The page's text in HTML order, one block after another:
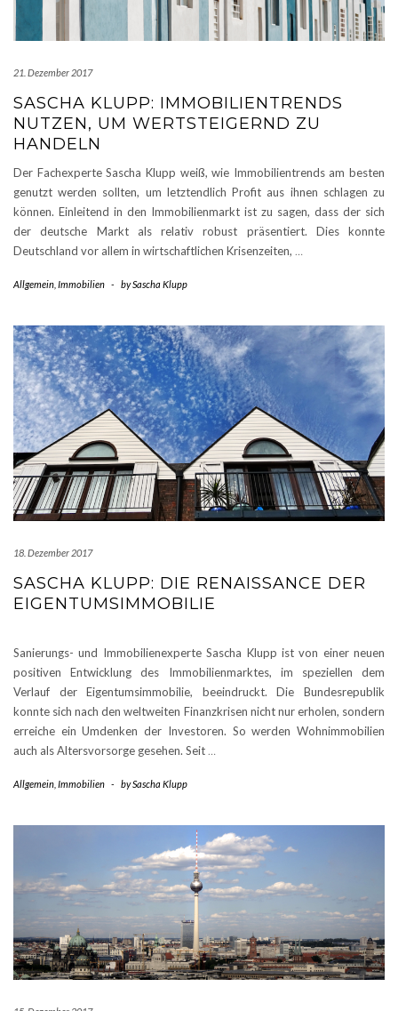
21. Dezember 2017
SASCHA KLUPP: IMMOBILIENTRENDS
NUTZEN, UM WERTSTEIGERND ZU
HANDELN
Der Fachexperte Sascha Klupp weiß, wie Immobilientrends am besten
genutzt werden sollten, um letztendlich Profit aus ihnen schlagen zu
können. Einleitend in den Immobilienmarkt ist zu sagen, dass der sich
der deutsche Markt als relativ robust präsentiert. Dies konnte
Deutschland vor allem in wirtschaftlichen Krisenzeiten, …
Allgemein Immobilien - bySascha Klupp
18. Dezember 2017
SASCHA KLUPP: DIE RENAISSANCE DER
EIGENTUMSIMMOBILIE
Sanierungs- und Immobilienexperte Sascha Klupp ist von einer neuen
positiven Entwicklung des Immobilienmarktes, im speziellen dem
Verlauf der Eigentumsimmobilie, beeindruckt. Die Bundesrepublik
konnte sich nach den weltweiten Finanzkrisen nicht nur erholen, sondern
erreiche ein Umdenken der Investoren. So werden Wohnimmobilien
auch als Altersvorsorge gesehen. Seit …
Allgemein Immobilien - bySascha Klupp